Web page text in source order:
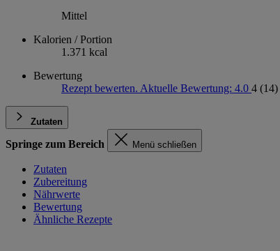
Mittel
Kalorien / Portion
1.371 kcal
Bewertung
Rezept bewerten. Aktuelle Bewertung: 4.0 4 (14)
Zutaten
Springe zum Bereich Menü schließen
Zutaten
Zubereitung
Nährwerte
Bewertung
Ähnliche Rezepte